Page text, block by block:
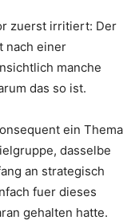
zuerst irritiert: Der
nach einer
manche
das so ist.
ein Thema
dasselbe
an strategisch
fuer dieses
gehalten hatte.